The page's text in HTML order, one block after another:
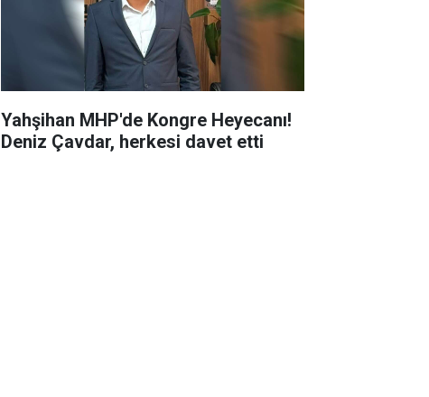
Yahşihan MHP'de Kongre Heyecanı!
Deniz Çavdar, herkesi davet etti